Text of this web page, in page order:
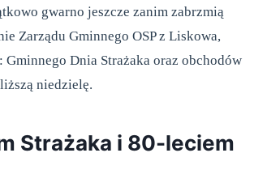
gwarno jeszcze zanim zabrzmią
Zarządu Gminnego OSP z Liskowa,
Dnia Strażaka oraz obchodów
niedzielę.
Strażaka i 80-leciem